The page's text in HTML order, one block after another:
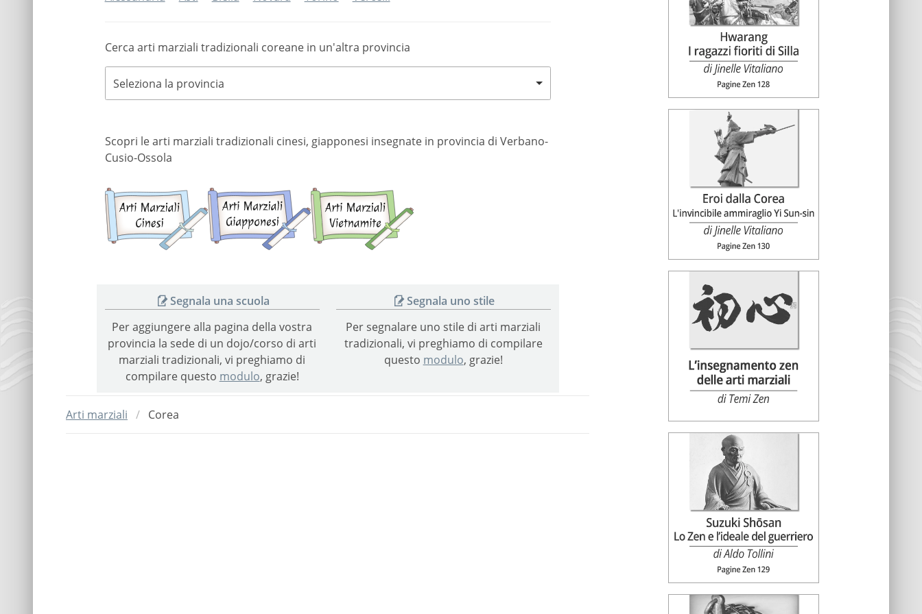
Cerca arti marziali tradizionali coreane in un'altra provincia
Seleziona la provincia
Scopri le arti marziali tradizionali cinesi, giapponesi insegnate in provincia di Verbano-
Cusio-Ossola
Arti
marziali
cinesi
Arti
marziali
giapponesi
marziali
Segnala una scuola
Per aggiungere alla pagina della vostra
provincia la sede di un dojo/corso di arti
marziali tradizionali, vi preghiamo di
compilare questo modulo, grazie!
Segnala uno stile
Per segnalare uno stile di arti marziali
tradizionali, vi preghiamo di compilare
questo modulo, grazie!
Arti marziali Corea